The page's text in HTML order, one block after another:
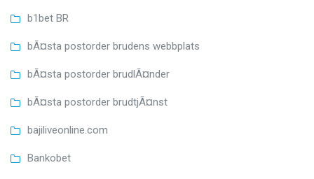
b1bet BR
bÃ¤sta postorder brudens webbplats
bÃ¤sta postorder brudlÃ¤nder
bÃ¤sta postorder brudtjÃ¤nst
bajiliveonline.com
Bankobet